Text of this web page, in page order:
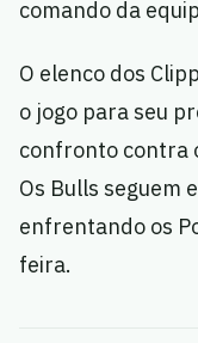
comando da
O elenco dos
o jogo para seu
confronto contra
Os Bulls seguem
enfrentando os
feira.